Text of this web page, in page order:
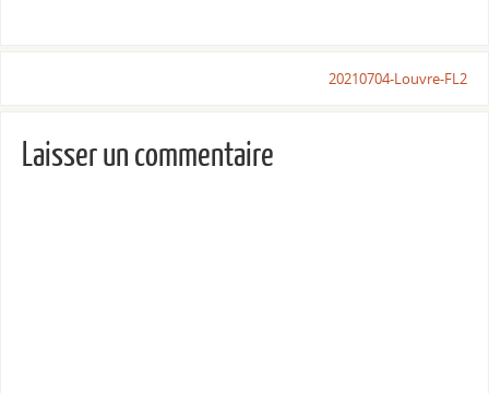
20210704-Louvre-FL2
Laisser un commentaire